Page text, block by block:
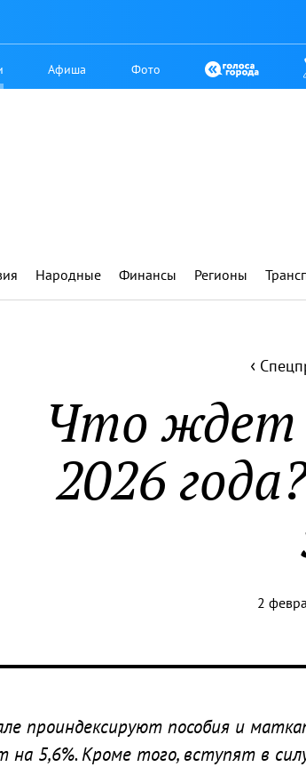
Афиша Фото
Народные Финансы Регионы
‹
Что ждет
2026
2
проиндексируют пособия и
на 5,6%. Кроме того, вступят в